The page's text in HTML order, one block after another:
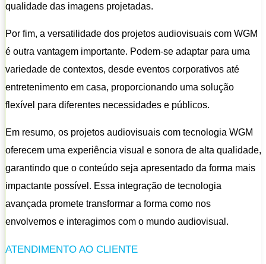
qualidade das imagens projetadas.
Por fim, a versatilidade dos projetos audiovisuais com WGM
é outra vantagem importante. Podem-se adaptar para uma
variedade de contextos, desde eventos corporativos até
entretenimento em casa, proporcionando uma solução
flexível para diferentes necessidades e públicos.
Em resumo, os projetos audiovisuais com tecnologia WGM
oferecem uma experiência visual e sonora de alta qualidade,
garantindo que o conteúdo seja apresentado da forma mais
impactante possível. Essa integração de tecnologia
avançada promete transformar a forma como nos
envolvemos e interagimos com o mundo audiovisual.
ATENDIMENTO AO CLIENTE